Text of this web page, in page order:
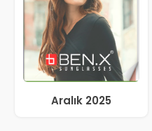
Aralık 2025